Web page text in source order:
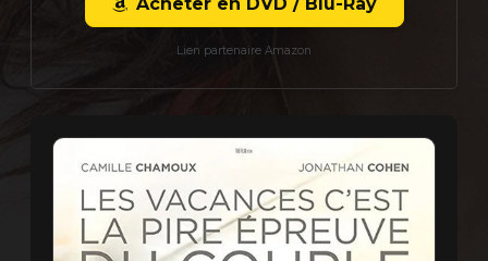
Lien partenaire Amazon